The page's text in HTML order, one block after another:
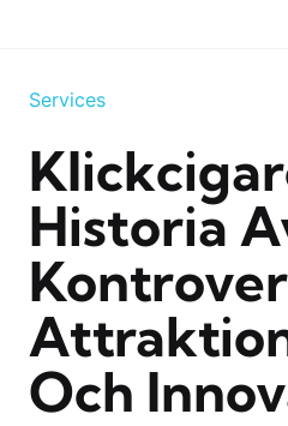
Services
Historia
Och